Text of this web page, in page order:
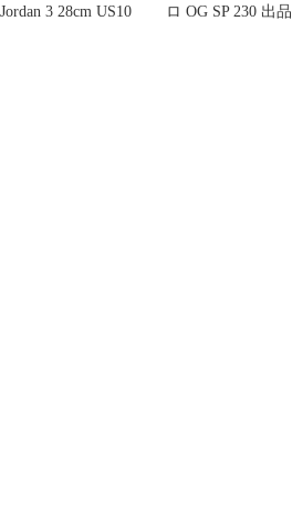
Jordan 3 28cm US10
ロ OG SP 230 出品